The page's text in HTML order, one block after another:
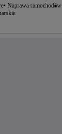
Naprawa samochodów